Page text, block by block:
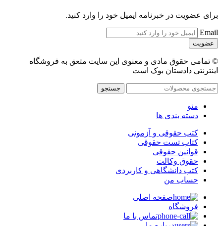
برای عضویت در خبرنامه ایمیل خود را وارد کنید.
Email
© تمامی حقوق مادی و معنوی این سایت متعق به فروشگاه
اینترنتی دادستان بوک است
جستجو
منو
دسته بندی ها
کتب حقوقی و آزمونی
کتاب تست حقوقی
قوانین حقوقی
حقوق وکالت
کتب دانشگاهی و کاربردی
حساب من
صفحه اصلی
فروشگاه
تماس با ما